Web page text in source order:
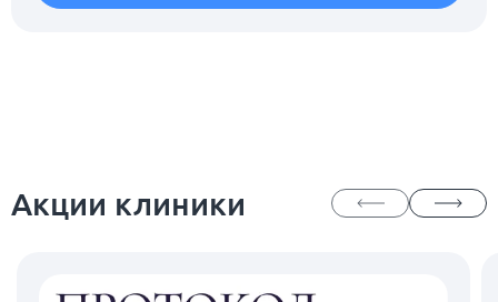
Акции клиники